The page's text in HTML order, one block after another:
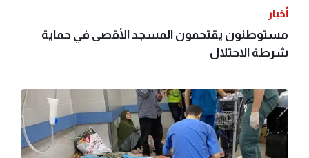
أخبار
مستوطنون يقتحمون المسجد الأقصى في حماية
شرطة الاحتلال